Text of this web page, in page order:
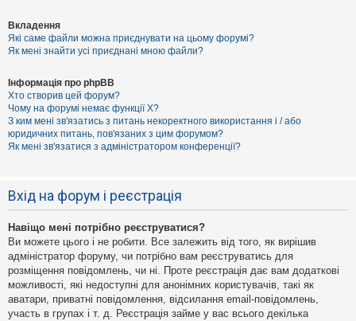
Вкладення
Які саме файли можна приєднувати на цьому форумі?
Як мені знайти усі приєднані мною файли?
Інформація про phpBB
Хто створив цей форум?
Чому на форумі немає функції X?
З ким мені зв'язатись з питань некоректного використання і / або
юридичних питань, пов'язаних з цим форумом?
Як мені зв'язатися з адміністратором конференції?
Вхід на форум і реєстрація
Навіщо мені потрібно реєструватися?
Ви можете цього і не робити. Все залежить від того, як вирішив
адміністратор форуму, чи потрібно вам реєструватись для
розміщення повідомлень, чи ні. Проте реєстрація дає вам додаткові
можливості, які недоступні для анонімних користувачів, такі як
аватари, приватні повідомлення, відсилання email-повідомлень,
участь в групах і т. д. Реєстрація займе у вас всього декілька